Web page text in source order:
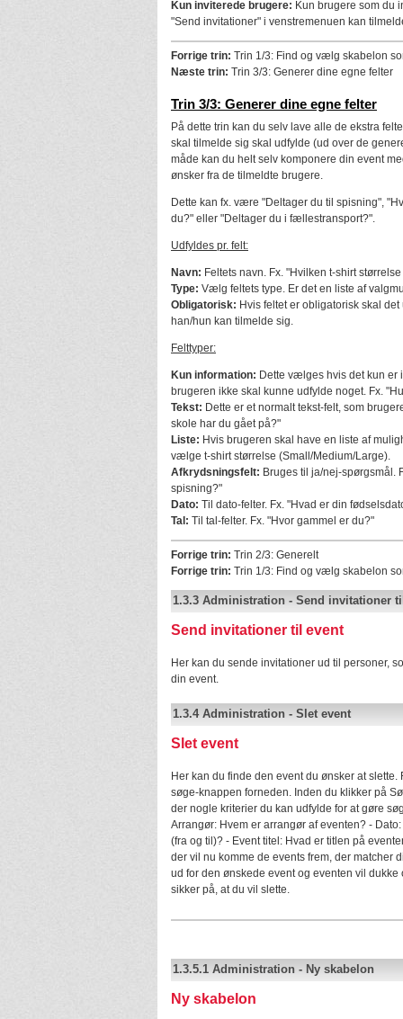
Kun inviterede brugere: Kun brugere som du
"Send invitationer" i venstremenuen kan
Forrige trin: Trin 1/3: Find og vælg skabelon
Næste trin: Trin 3/3: Generer dine egne felter
Trin 3/3: Generer dine egne felter
På dette trin kan du selv lave alle de ekstra
skal tilmelde sig skal udfylde (ud over de
måde kan du helt selv komponere din event
ønsker fra de tilmeldte brugere.
Dette kan fx. være "Deltager du til spisning",
du?" eller "Deltager du i fællestransport?".
Udfyldes pr. felt:
Navn: Feltets navn. Fx. "Hvilken t-shirt
Type: Vælg feltets type. Er det en liste af
Obligatorisk: Hvis feltet er obligatorisk skal
han/hun kan tilmelde sig.
Felttyper:
Kun information: Dette vælges hvis det kun er
brugeren ikke skal kunne udfylde noget. Fx.
Tekst: Dette er et normalt tekst-felt, som
skole har du gået på?"
Liste: Hvis brugeren skal have en liste af
vælge t-shirt størrelse (Small/Medium/Large).
Afkrydsningsfelt: Bruges til ja/nej-spørgsmål.
spisning?"
Dato: Til dato-felter. Fx. "Hvad er din
Tal: Til tal-felter. Fx. "Hvor gammel er du?"
Forrige trin: Trin 2/3: Generelt
Forrige trin: Trin 1/3: Find og vælg skabelon
1.3.3 Administration - Send invitationer
Send invitationer til event
Her kan du sende invitationer ud til personer,
din event.
1.3.4 Administration - Slet event
Slet event
Her kan du finde den event du ønsker at
søge-knappen forneden. Inden du klikker på
der nogle kriterier du kan udfylde for at gøre
Arrangør: Hvem er arrangør af eventen? -
(fra og til)? - Event titel: Hvad er titlen på
der vil nu komme de events frem, der matcher
ud for den ønskede event og eventen vil dukke
sikker på, at du vil slette.
1.3.5.1 Administration - Ny skabelon
Ny skabelon